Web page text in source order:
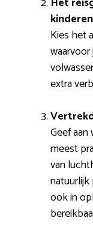
Kies het
extra
Geef
meest
van
ook in